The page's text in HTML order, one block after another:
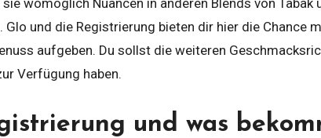
womöglich Nuancen in anderen Blends von
und die Registrierung bieten dir hier die Chance
aufgeben. Du sollst die weiteren
Verfügung haben.
und was